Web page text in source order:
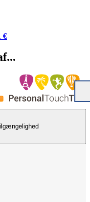
€